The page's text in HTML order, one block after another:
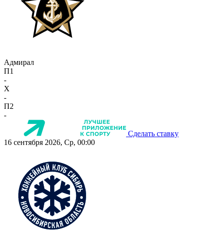
Адмирал
П1
-
X
-
П2
-
Сделать ставку
16 сентября 2026, Ср, 00:00